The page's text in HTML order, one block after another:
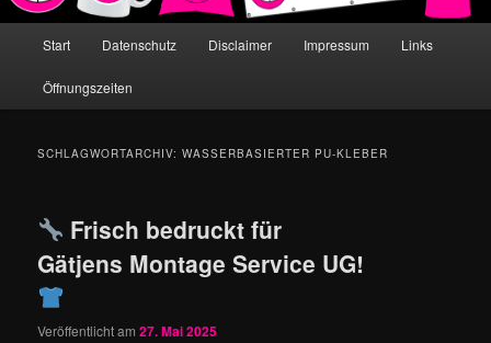
Start Datenschutz Disclaimer Impressum Links
Öffnungszeiten
SCHLAGWORTARCHIV:WASSERBASIERTER PU-KLEBER
Frisch bedruckt für
Gätjens Montage Service UG!
Veröffentlicht am27. Mai 2025